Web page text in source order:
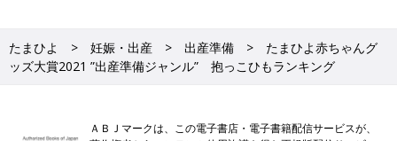
まで、ひと目で全身が確認できて安心！
たまひよ 妊娠・出産 出産準備
たまひよ赤ちゃんグ
ッズ大賞2021 ”出産準備ジャンル” 抱っこひもランキング
ＡＢＪマークは、この電子書店・電子書籍配信サービスが、